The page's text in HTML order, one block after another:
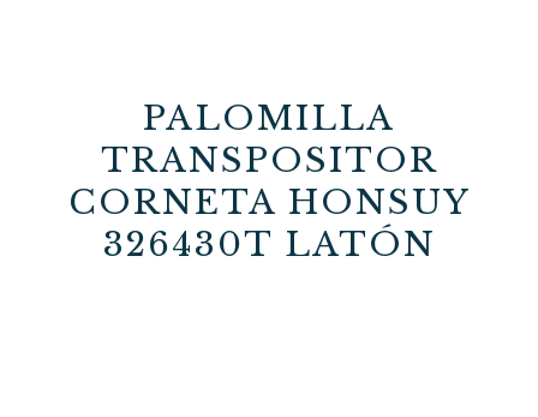
PALOMILLA
TRANSPOSITOR
CORNETA HONSUY
326430T LATÓN